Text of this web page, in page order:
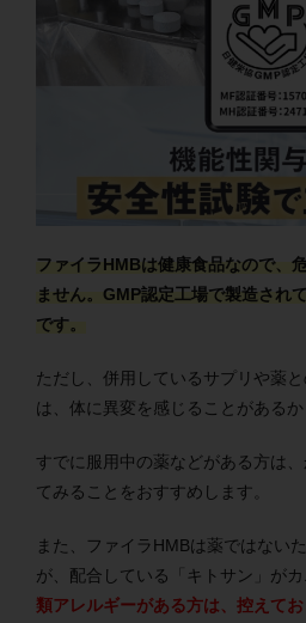
ファイラHMBは健康食品なので、
ません。GMP認定工場で製造され
です。
ただし、併用しているサプリや薬
は、体に異変を感じることがあるか
すでに服用中の薬などがある方は
てみることをおすすめします。
また、ファイラHMBは薬ではない
が、配合している「キトサン」がカ
類アレルギーがある方は、控えてお